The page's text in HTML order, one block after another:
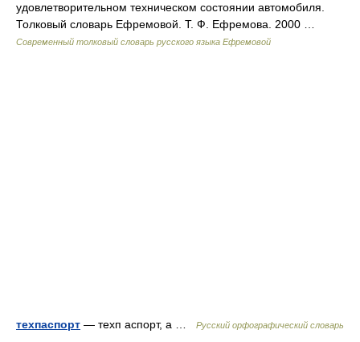
удовлетворительном техническом состоянии автомобиля.
Толковый словарь Ефремовой. Т. Ф. Ефремова. 2000 …
Современный толковый словарь русского языка Ефремовой
техпаспорт — техп аспорт, а … Русский орфографический словарь